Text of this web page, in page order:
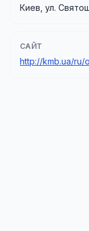
Киев, ул.
САЙТ
http://kmb.ua/ru/